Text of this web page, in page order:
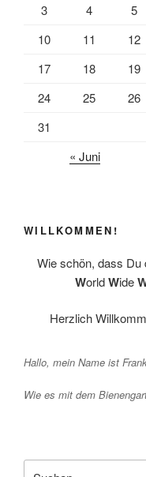
3
4 5
10
11 12
17
18 19
24
25 26
31
« Juni
WILLKOMMEN!
Wie schön, dass Du
WorldWide
Herzlich
Hallo, mein Name ist
Wie es mit dem